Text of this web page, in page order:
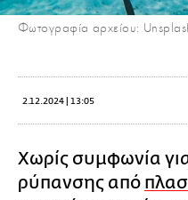
Φωτογραφία αρχείου:
2.12.2024 | 13:05
Χωρίς συμφωνία
ρύπανσης από